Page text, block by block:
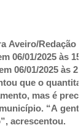
Aveiro/Redação
06/01/2025 às
06/01/2025 às
que o
mas é
“A
acrescentou.